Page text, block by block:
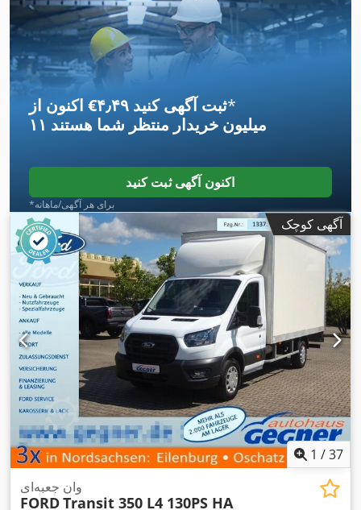
عرض فضای بارگیری:۲٬۰۲۰ میلی‌متر , ارتفاع فضای بارگیری:۱٬۵۰۰
میلی‌متر, سال ساخت:۲۰۲۱, تجهیزات:اِی‌بی‌اِس‎, برنامه پایداری
الکترونیکی (ESP), تهویه مطبوع, قفل مرکزی
اکنون از ‎€۴٫۴۹ ثبت آگهی کنید*
۱۱ میلیون خریدار منتظر شما هستند
اکنون آگهی ثبت کنید
*برای هر آگهی/ماهانه
آگهی کوچک
1 /37
وان جعبه‌ای
FORDTransit 350 L4 130PS HA